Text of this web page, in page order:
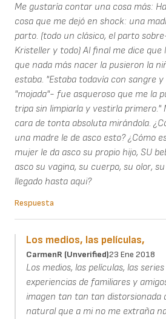
Me gustaría contar una cosa más:
cosa que me dejó en shock: una
parto. (todo un clásico, el parto
Kristeller y todo) Al final me dice
que nada más nacer la pusieron la
estaba. "Estaba todavía con sangre
"mojada"- fue asqueroso que me la
tripa sin limpiarla y vestirla primero."
cara de tonta absoluta mirándola.
una madre le de asco esto? ¿Cómo
mujer le da asco su propio hijo, SU
asco su vagina, su cuerpo, su olor,
llegado hasta aqui?
Respuesta
Los medios, las películas,
CarmenR (unverified)23 Ene 2018
Los medios, las películas, las
experiencias de familiares y
imagen tan tan tan distorsionada
natural que a mi no me extraña